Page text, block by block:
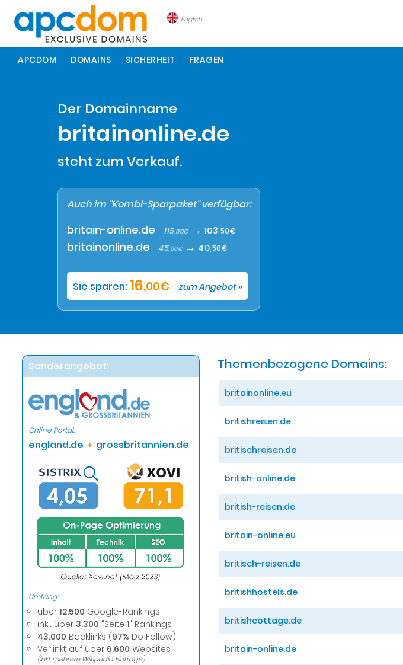
English
APCDOM DOMAINS SICHERHEIT FRAGEN
Der Domainname
britainonline.de
steht zum Verkauf.
Auch im "Kombi-Sparpaket" verfügbar:
britain-online.de 115,00€→ 103 ,50€
britainonline.de 45,00€→ 40 ,50€
Sie sparen: 16,00€ zum Angebot »
Sonderangebot:
Online Portal:
england.de + grossbritannien.de
Umfang:
über 12.500 Google-Rankings
inkl. über 3.300 "Seite 1" Rankings
43.000 Backlinks (97% Do Follow)
Verlinkt auf über 6.600 Websites
(inkl. mehrere Wikipedia Einträge)
Themenbezogene Domains:
britainonline.eu
britishreisen.de
britischreisen.de
british-online.de
british-reisen.de
britain-online.eu
britisch-reisen.de
britishhostels.de
britishcottage.de
britain-online.de